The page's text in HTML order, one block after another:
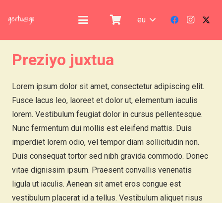
eu
Preziyo juxtua
Lorem ipsum dolor sit amet, consectetur adipiscing elit.
Fusce lacus leo, laoreet et dolor ut, elementum iaculis
lorem. Vestibulum feugiat dolor in cursus pellentesque.
Nunc fermentum dui mollis est eleifend mattis. Duis
imperdiet lorem odio, vel tempor diam sollicitudin non.
Duis consequat tortor sed nibh gravida commodo. Donec
vitae dignissim ipsum. Praesent convallis venenatis
ligula ut iaculis. Aenean sit amet eros congue est
vestibulum placerat id a tellus. Vestibulum aliquet risus